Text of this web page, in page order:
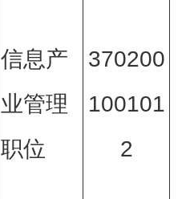
信息产
业管理
职位
370200
100101
2